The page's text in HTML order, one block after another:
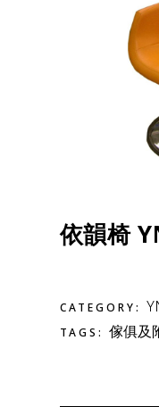
依韻椅
CATEGORY:
TAGS: 傢俱及